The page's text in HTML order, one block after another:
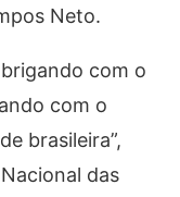
Neto.
com o
com o
brasileira”,
das